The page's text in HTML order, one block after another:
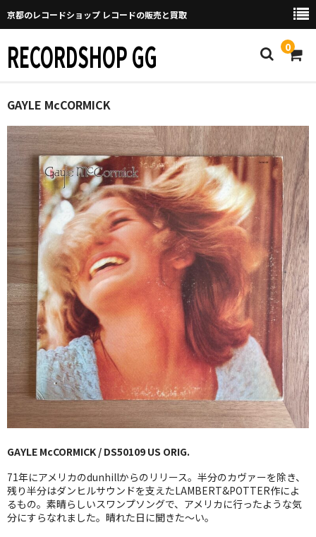
京都のレコードショップ レコードの販売と買取
RECORDSHOP GG 0
Home
マイページ
GGについて
買取について
取り置きなどについて
Categories
New Arrivals
新譜
GG RECORD （当店のレーベル）
全商品
JAZZ-US
BLUE NOTE
JAZZ-EU
JAZZ-JP
JAZZ-VOCAL
GAYLE McCORMICK
GAYLE McCORMICK / DS50109 US ORIG.
71年にアメリカのdunhillからのリリース。半分のカヴァーを除き、
残り半分はダンヒルサウンドを支えたLAMBERT&POTTER作によ
るもの。素晴らしいスワンプソングで、アメリカに行ったような気
分にすらなれました。晴れた日に聞きた〜い。